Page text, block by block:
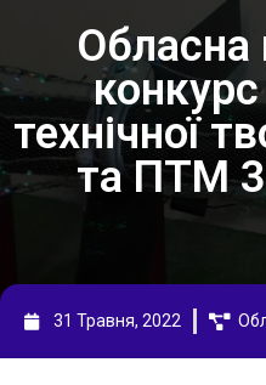
Обласна
технічної
та ПТМ
31 Травня, 2022